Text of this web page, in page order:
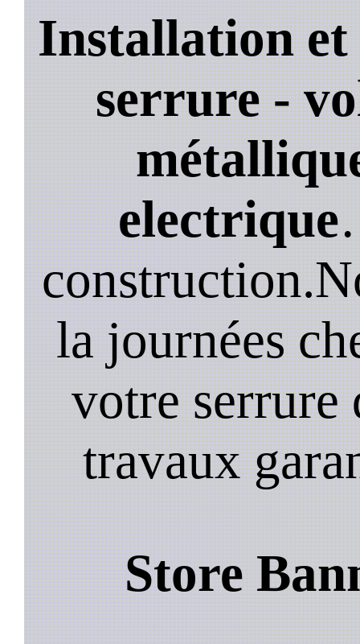
Installation
serrure -
electrique
la journées
votre serrure
travaux
Store